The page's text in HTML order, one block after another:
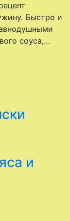
Быстро и
соуса,…
и